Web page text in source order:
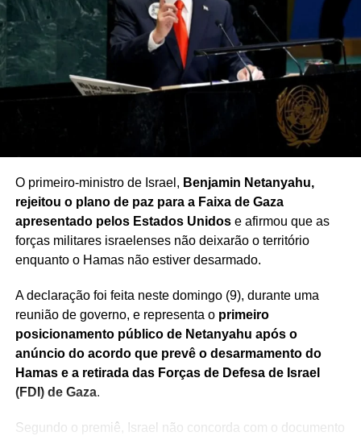
Nasa inicia missão para salvar telescópio Swift
NÃO PERCA
Suprema Corte mantém cidadania por
nascimento nos EUA
O primeiro-ministro de Israel, Benjamin Netanyahu,
rejeitou o plano de paz para a Faixa de Gaza
apresentado pelos Estados Unidose afirmou que as
forças militares israelenses não deixarão o território
enquanto o Hamas não estiver desarmado.
A declaração foi feita neste domingo (9), durante uma
reunião de governo, e representa o primeiro
posicionamento público de Netanyahu após o
anúncio do acordo que prevê o desarmamento do
Hamas e a retirada das Forças de Defesa de Israel
(FDI) de Gaza.
Segundo o premiê, Israel não concorda com o documento